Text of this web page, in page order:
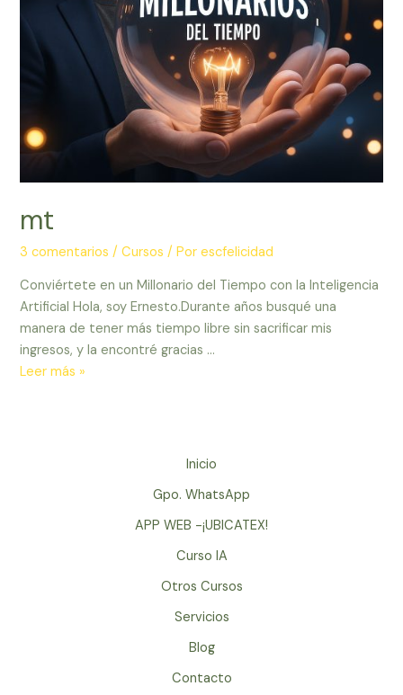
mt
3 comentarios /Cursos / Porescfelicidad
Conviértete en un Millonario del Tiempo con la Inteligencia
Artificial Hola, soy Ernesto.Durante años busqué una
manera de tener más tiempo libre sin sacrificar mis
ingresos, y la encontré gracias …
mt
Leer más »
Inicio
Gpo. WhatsApp
APP WEB -¡UBICATEX!
Curso IA
Otros Cursos
Servicios
Blog
Contacto